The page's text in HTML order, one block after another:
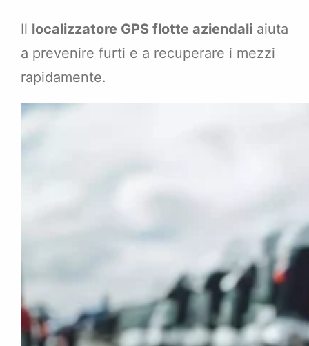
Il localizzatore GPS flotte aziendali aiuta
a prevenire furti e a recuperare i mezzi
rapidamente.